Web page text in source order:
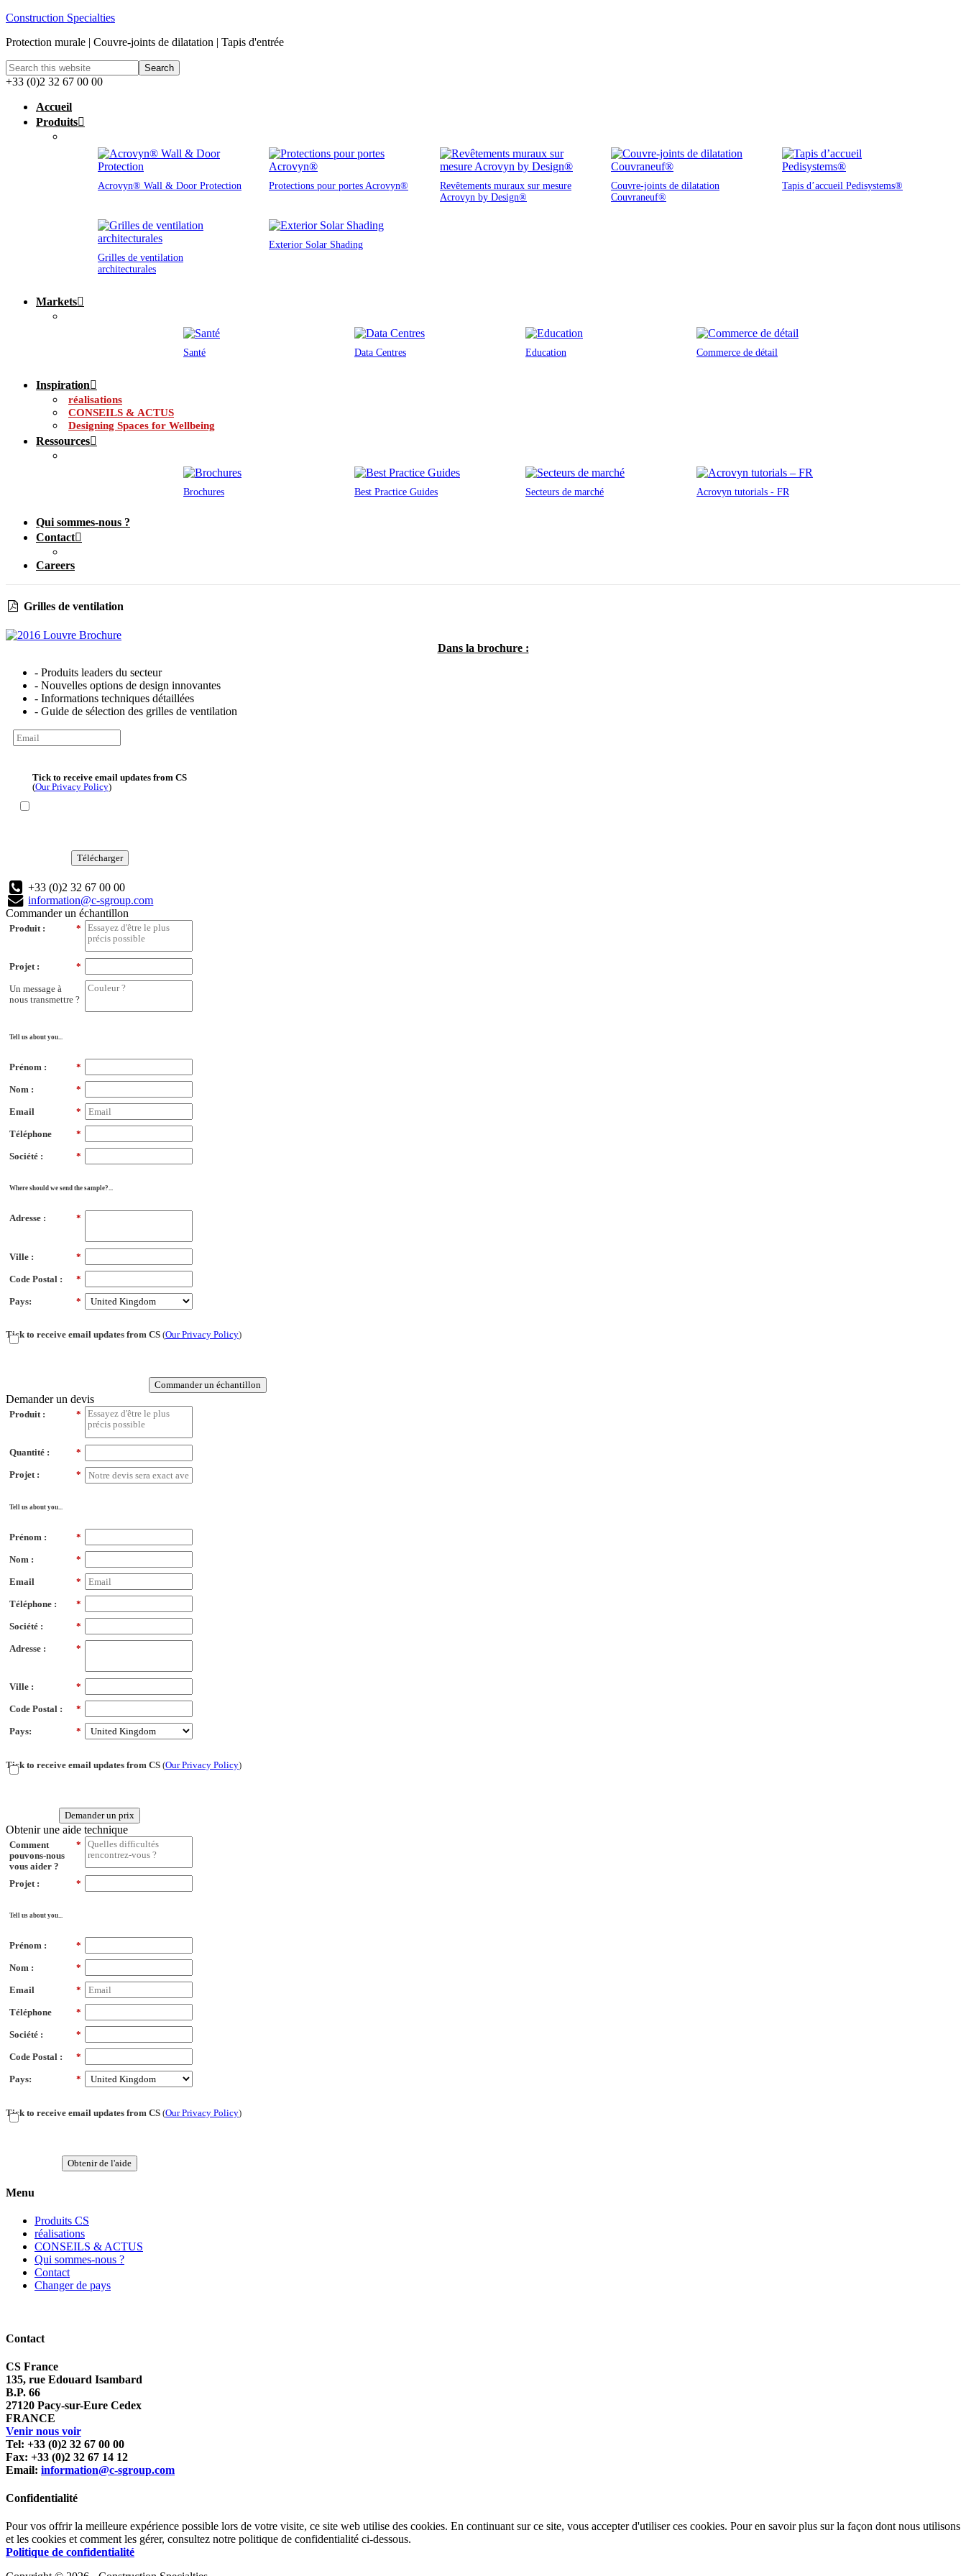
Construction Specialties
Protection murale | Couvre-joints de dilatation | Tapis d'entrée
+33 (0)2 32 67 00 00
Accueil
Produits
Acrovyn® Wall & Door Protection Protections pour portes Acrovyn®
Revêtements muraux sur mesure
Acrovyn by Design®
Couvre-joints de dilatation
Couvraneuf®
Tapis d’accueil Pedisystems®
Grilles de ventilation
architecturales
Exterior Solar Shading
Markets
Santé Data Centres Education Commerce de détail
Inspiration
réalisations
CONSEILS & ACTUS
Designing Spaces for Wellbeing
Ressources
Brochures Best Practice Guides Secteurs de marché Acrovyn tutorials - FR
Qui sommes-nous ?
Contact
Careers
Grilles de ventilation
Dans la brochure :
- Produits leaders du secteur
- Nouvelles options de design innovantes
- Informations techniques détaillées
- Guide de sélection des grilles de ventilation
Tick to receive email updates from CS
(Our Privacy Policy)
Télécharger
+33 (0)2 32 67 00 00
information@c-sgroup.com
Commander un échantillon
*
Produit :
*
Projet :
Un message à
nous transmettre ?
Tell us about you...
*
Prénom :
*
Nom :
*
Email
*
Téléphone
*
Société :
Where should we send the sample?...
*
Adresse :
*
Ville :
*
Code Postal :
*
Pays:
Tick to receive email updates from CS (Our Privacy Policy)
Commander un échantillon
Demander un devis
*
Produit :
*
Quantité :
*
Projet :
Tell us about you...
*
Prénom :
*
Nom :
*
Email
*
Téléphone :
*
Société :
*
Adresse :
*
Ville :
*
Code Postal :
*
Pays:
Tick to receive email updates from CS (Our Privacy Policy)
Demander un prix
Obtenir une aide technique
*
Comment
pouvons-nous
vous aider ?
*
Projet :
Tell us about you...
*
Prénom :
*
Nom :
*
Email
*
Téléphone
*
Société :
*
Code Postal :
*
Pays:
Tick to receive email updates from CS (Our Privacy Policy)
Obtenir de l'aide
Menu
Produits CS
réalisations
CONSEILS & ACTUS
Qui sommes-nous ?
Contact
Changer de pays
Contact
CS France
135, rue Edouard Isambard
B.P. 66
27120 Pacy-sur-Eure Cedex
FRANCE
Venir nous voir
Tel: +33 (0)2 32 67 00 00
Fax: +33 (0)2 32 67 14 12
Email: information@c-sgroup.com
Confidentialité
Pour vos offrir la meilleure expérience possible lors de votre visite, ce site web utilise des cookies. En continuant sur ce site, vous accepter d'utiliser ces cookies. Pour en savoir plus sur la façon dont nous utilisons
et les cookies et comment les gérer, consultez notre politique de confidentialité ci-dessous.
Politique de confidentialité